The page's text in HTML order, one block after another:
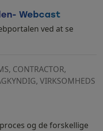
Webcast
ved at se
CONTRACTOR,
VIRKSOMHEDS
og de forskellige